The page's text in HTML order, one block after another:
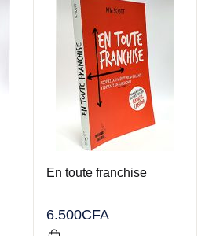
En toute franchise
6.500CFA